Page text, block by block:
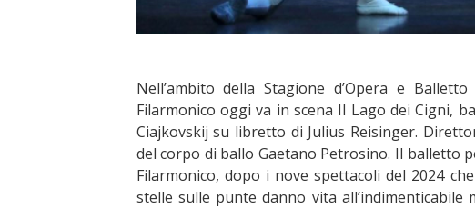
Nell’ambito della Stagione d’Opera e
Filarmonico oggi va in scena Il Lago dei Cigni,
Ciajkovskij su libretto di Julius Reisinger.
del corpo di ballo Gaetano Petrosino. Il balletto
Filarmonico, dopo i nove spettacoli del 2024
stelle sulle punte danno vita all’indimenticabile